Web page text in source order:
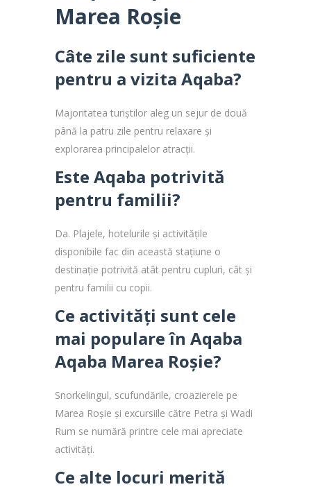
Marea Roșie
Câte zile sunt suficiente
pentru a vizita Aqaba?
Majoritatea turiștilor aleg un sejur de două
până la patru zile pentru relaxare și
explorarea principalelor atracții.
Este Aqaba potrivită
pentru familii?
Da. Plajele, hotelurile și activitățile
disponibile fac din această staţiune o
destinație potrivită atât pentru cupluri, cât și
pentru familii cu copii.
Ce activități sunt cele
mai populare în Aqaba
Aqaba Marea Roșie?
Snorkelingul, scufundările, croazierele pe
Marea Roșie și excursiile către Petra și Wadi
Rum se numără printre cele mai apreciate
activități.
Ce alte locuri merită